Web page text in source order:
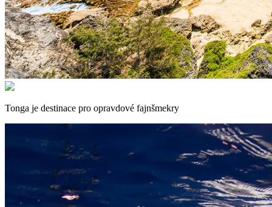
Tonga je destinace pro opravdové fajnšmekry